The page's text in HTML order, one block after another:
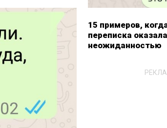
15 примеров,
переписка
неожиданностью